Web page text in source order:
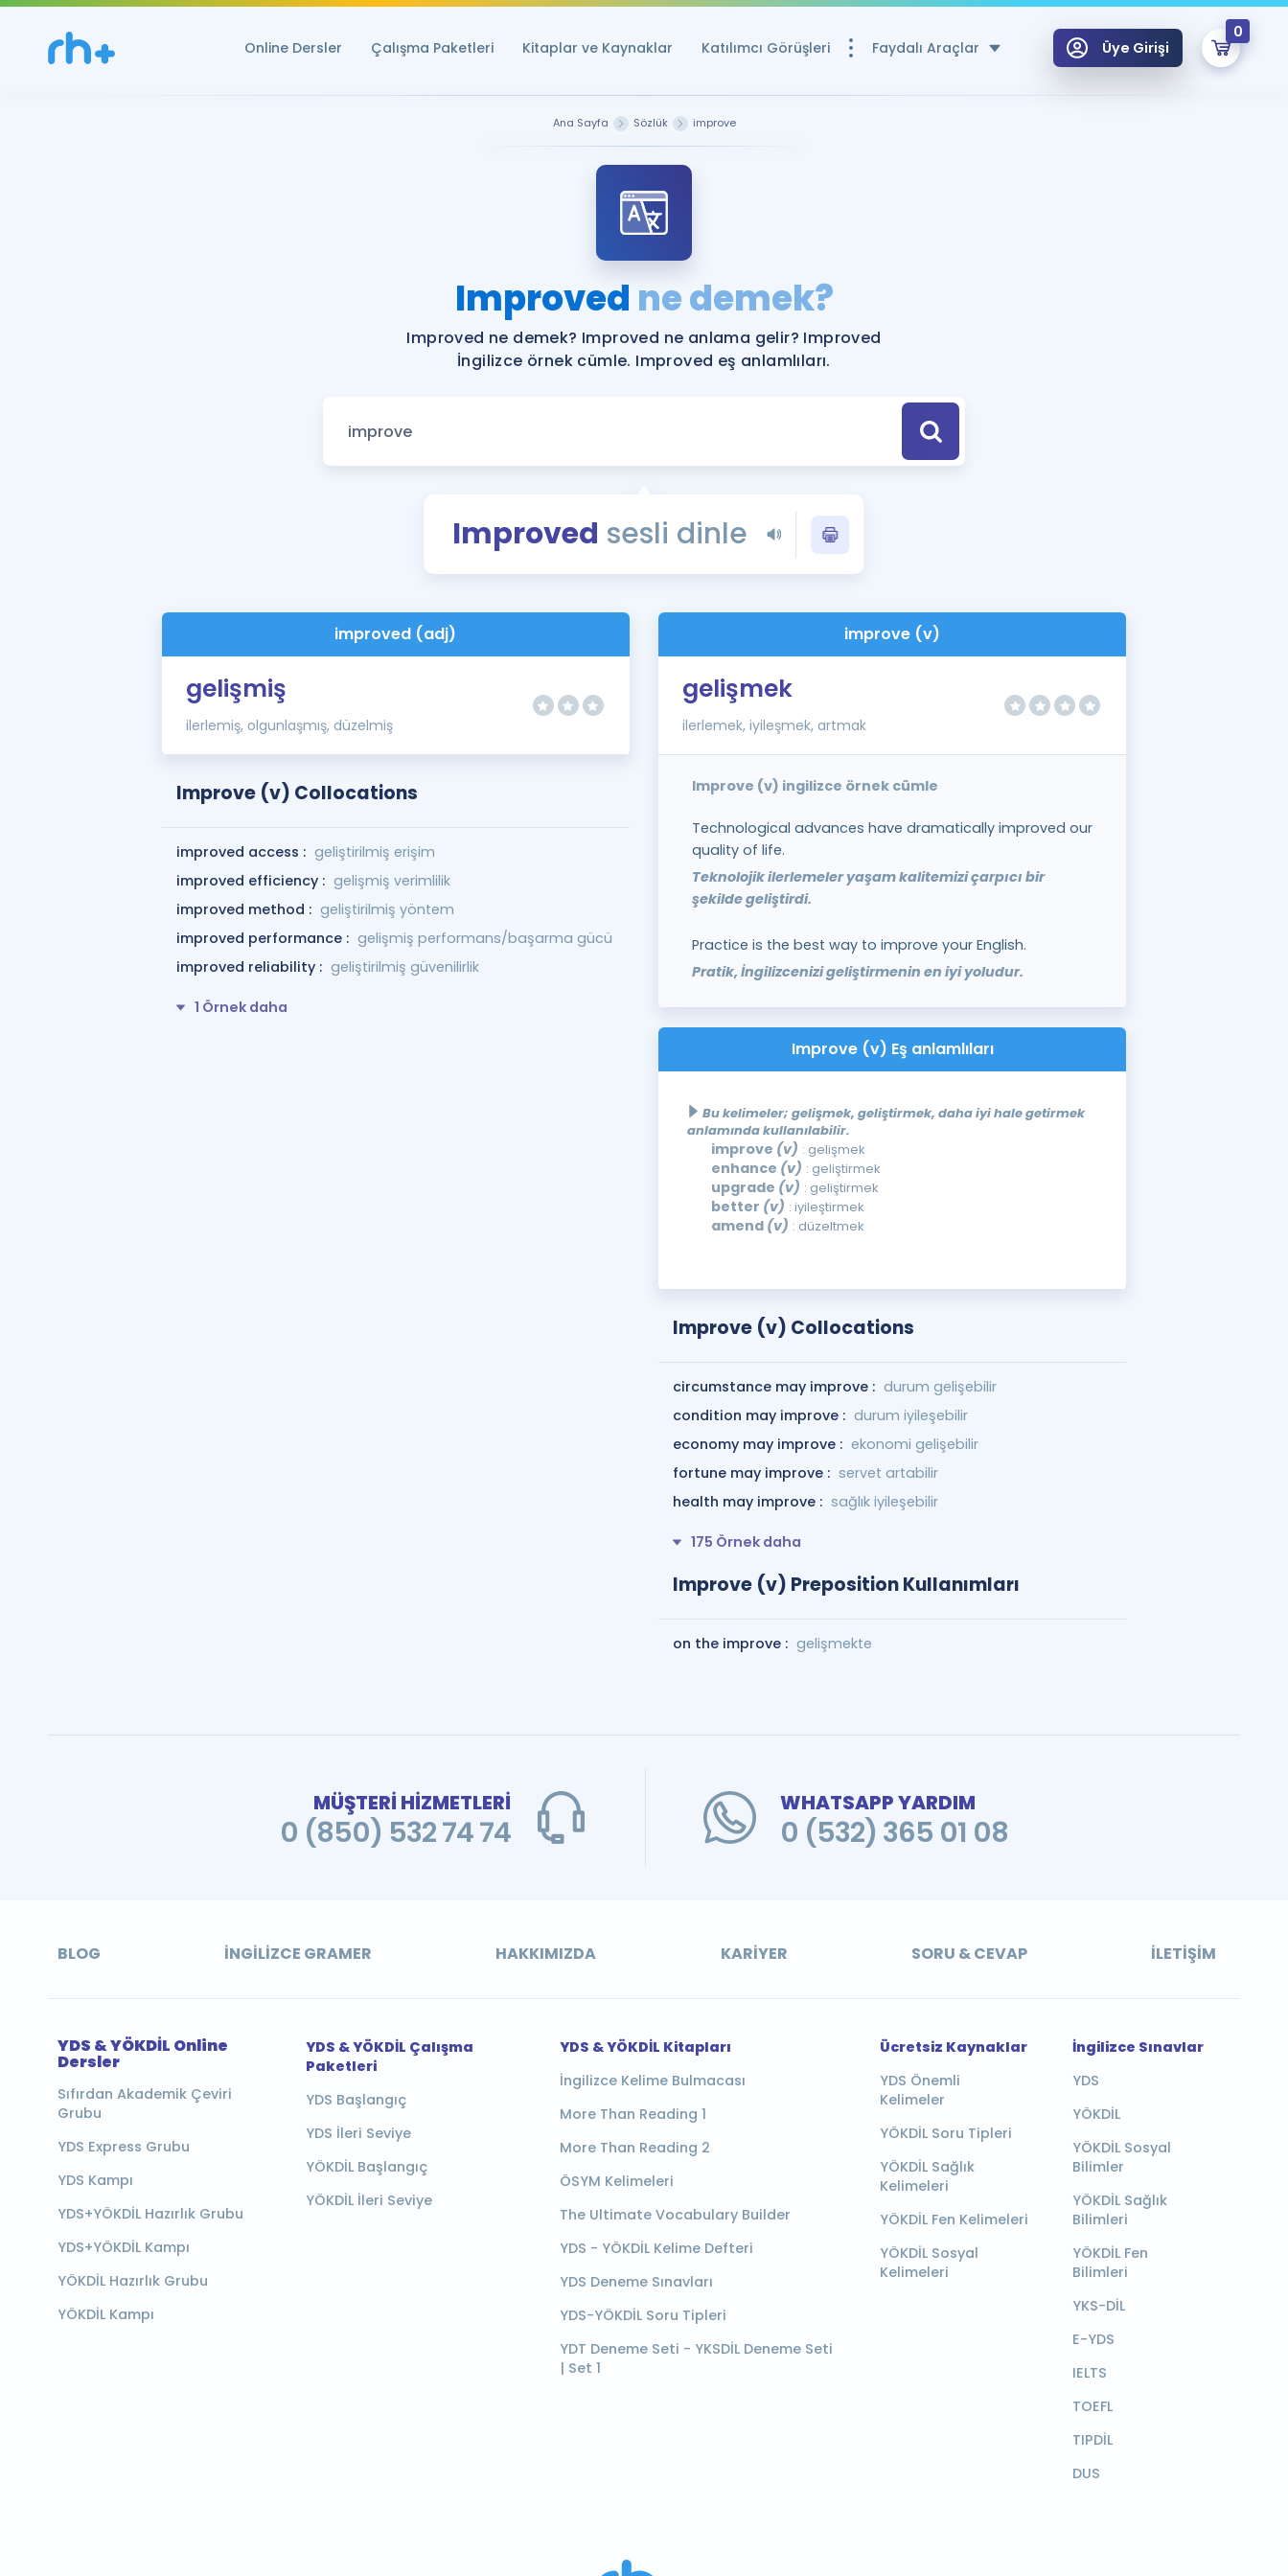
Online Dersler Çalışma Paketleri Kitaplar ve Kaynaklar Katılımcı Görüşleri Faydalı Araçlar
YDS ve YÖKDİL Puan Hesaplama Aracı
YDS ve YÖKDİL'e Hazırlananlar için Öneriler
Tüm ÖSYM Sınavları Tek Takvimde
YDS - YÖKDİL Tüm Sınavlarla İlgili Haberler
İngilizce Gramer
Üye Girişi
0
Remzi Hoca ile seni sınava hazırlayacak onlarca eğitim seni bekliyor!
Ana Sayfa Sözlük improve
Improved ne demek?
Improved ne demek? Improved ne anlama gelir? Improved
İngilizce örnek cümle. Improved eş anlamlıları.
Improved sesli dinle
improved (adj)
gelişmiş
ilerlemiş, olgunlaşmış, düzelmiş
Improve (v) Collocations
improved access : geliştirilmiş erişim
improved efficiency : gelişmiş verimlilik
improved method : geliştirilmiş yöntem
improved performance : gelişmiş performans/başarma gücü
improved reliability : geliştirilmiş güvenilirlik
1 Örnek daha
improve (v)
gelişmek
ilerlemek, iyileşmek, artmak
Improve (v) ingilizce örnek cümle
Technological advances have dramatically improved our
quality of life.
Teknolojik ilerlemeler yaşam kalitemizi çarpıcı bir
şekilde geliştirdi.
Practice is the best way to improve your English.
Pratik, İngilizcenizi geliştirmenin en iyi yoludur.
Improve (v) Eş anlamlıları
Bu kelimeler; gelişmek, geliştirmek, daha iyi hale getirmek
anlamında kullanılabilir.
improve (v) : gelişmek
enhance (v) : geliştirmek
upgrade (v) : geliştirmek
better (v) : iyileştirmek
amend (v) : düzeltmek
Improve (v) Collocations
circumstance may improve : durum gelişebilir
condition may improve : durum iyileşebilir
economy may improve : ekonomi gelişebilir
fortune may improve : servet artabilir
health may improve : sağlık iyileşebilir
175 Örnek daha
Improve (v) Preposition Kullanımları
on the improve : gelişmekte
MÜŞTERİ HİZMETLERİ
0 (850) 532 74 74
WHATSAPP YARDIM
0 (532) 365 01 08
BLOG İNGILIZCE GRAMER HAKKIMIZDA KARIYER SORU & CEVAP İLETIŞIM
YDS & YÖKDİL Online
Dersler
Sıfırdan Akademik Çeviri
Grubu
YDS Express Grubu
YDS Kampı
YDS+YÖKDİL Hazırlık Grubu
YDS+YÖKDİL Kampı
YÖKDİL Hazırlık Grubu
YÖKDİL Kampı
YDS & YÖKDİL Çalışma
Paketleri
YDS Başlangıç
YDS İleri Seviye
YÖKDİL Başlangıç
YÖKDİL İleri Seviye
YDS & YÖKDİL Kitapları
İngilizce Kelime Bulmacası
More Than Reading 1
More Than Reading 2
ÖSYM Kelimeleri
The Ultimate Vocabulary Builder
YDS - YÖKDİL Kelime Defteri
YDS Deneme Sınavları
YDS-YÖKDİL Soru Tipleri
YDT Deneme Seti - YKSDİL Deneme Seti
| Set 1
Ücretsiz Kaynaklar
YDS Önemli
Kelimeler
YÖKDİL Soru Tipleri
YÖKDİL Sağlık
Kelimeleri
YÖKDİL Fen Kelimeleri
YÖKDİL Sosyal
Kelimeleri
İngilizce Sınavlar
YDS
YÖKDİL
YÖKDİL Sosyal
Bilimler
YÖKDİL Sağlık
Bilimleri
YÖKDİL Fen
Bilimleri
YKS-DİL
E-YDS
IELTS
TOEFL
TIPDİL
DUS